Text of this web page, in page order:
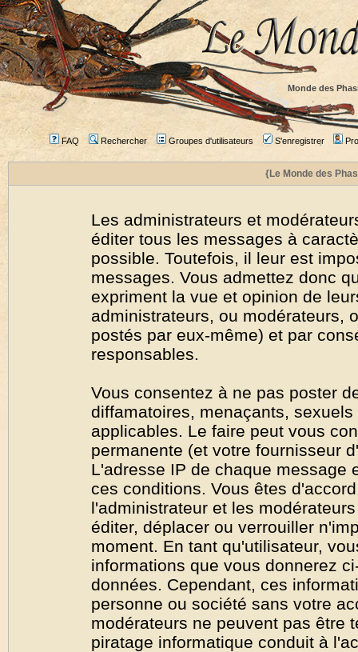
Monde des
FAQ Rechercher Groupes d'utilisateurs S'enregistrer
{Le Monde des
Les administrateurs et
éditer tous les messages à
possible. Toutefois, il leur est
messages. Vous admettez donc
expriment la vue et opinion de
administrateurs, ou modérateurs,
postés par eux-même) et par
responsables.
Vous consentez à ne pas poster
diffamatoires, menaçants,
applicables. Le faire peut vous
permanente (et votre fournisseur
L'adresse IP de chaque message
ces conditions. Vous êtes
l'administrateur et les
éditer, déplacer ou verrouiller
moment. En tant qu'utilisateur,
informations que vous donnerez
données. Cependant, ces
personne ou société sans votre
modérateurs ne peuvent pas être
piratage informatique conduit à